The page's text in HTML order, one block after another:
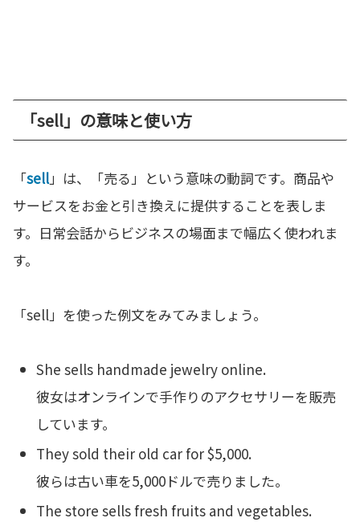
「sell」の意味と使い方
「sell」は、「売る」という意味の動詞です。商品や
サービスをお金と引き換えに提供することを表しま
す。日常会話からビジネスの場面まで幅広く使われま
す。
「sell」を使った例文をみてみましょう。
She sells handmade jewelry online.
彼女はオンラインで手作りのアクセサリーを販売
しています。
They sold their old car for $5,000.
彼らは古い車を5,000ドルで売りました。
The store sells fresh fruits and vegetables.